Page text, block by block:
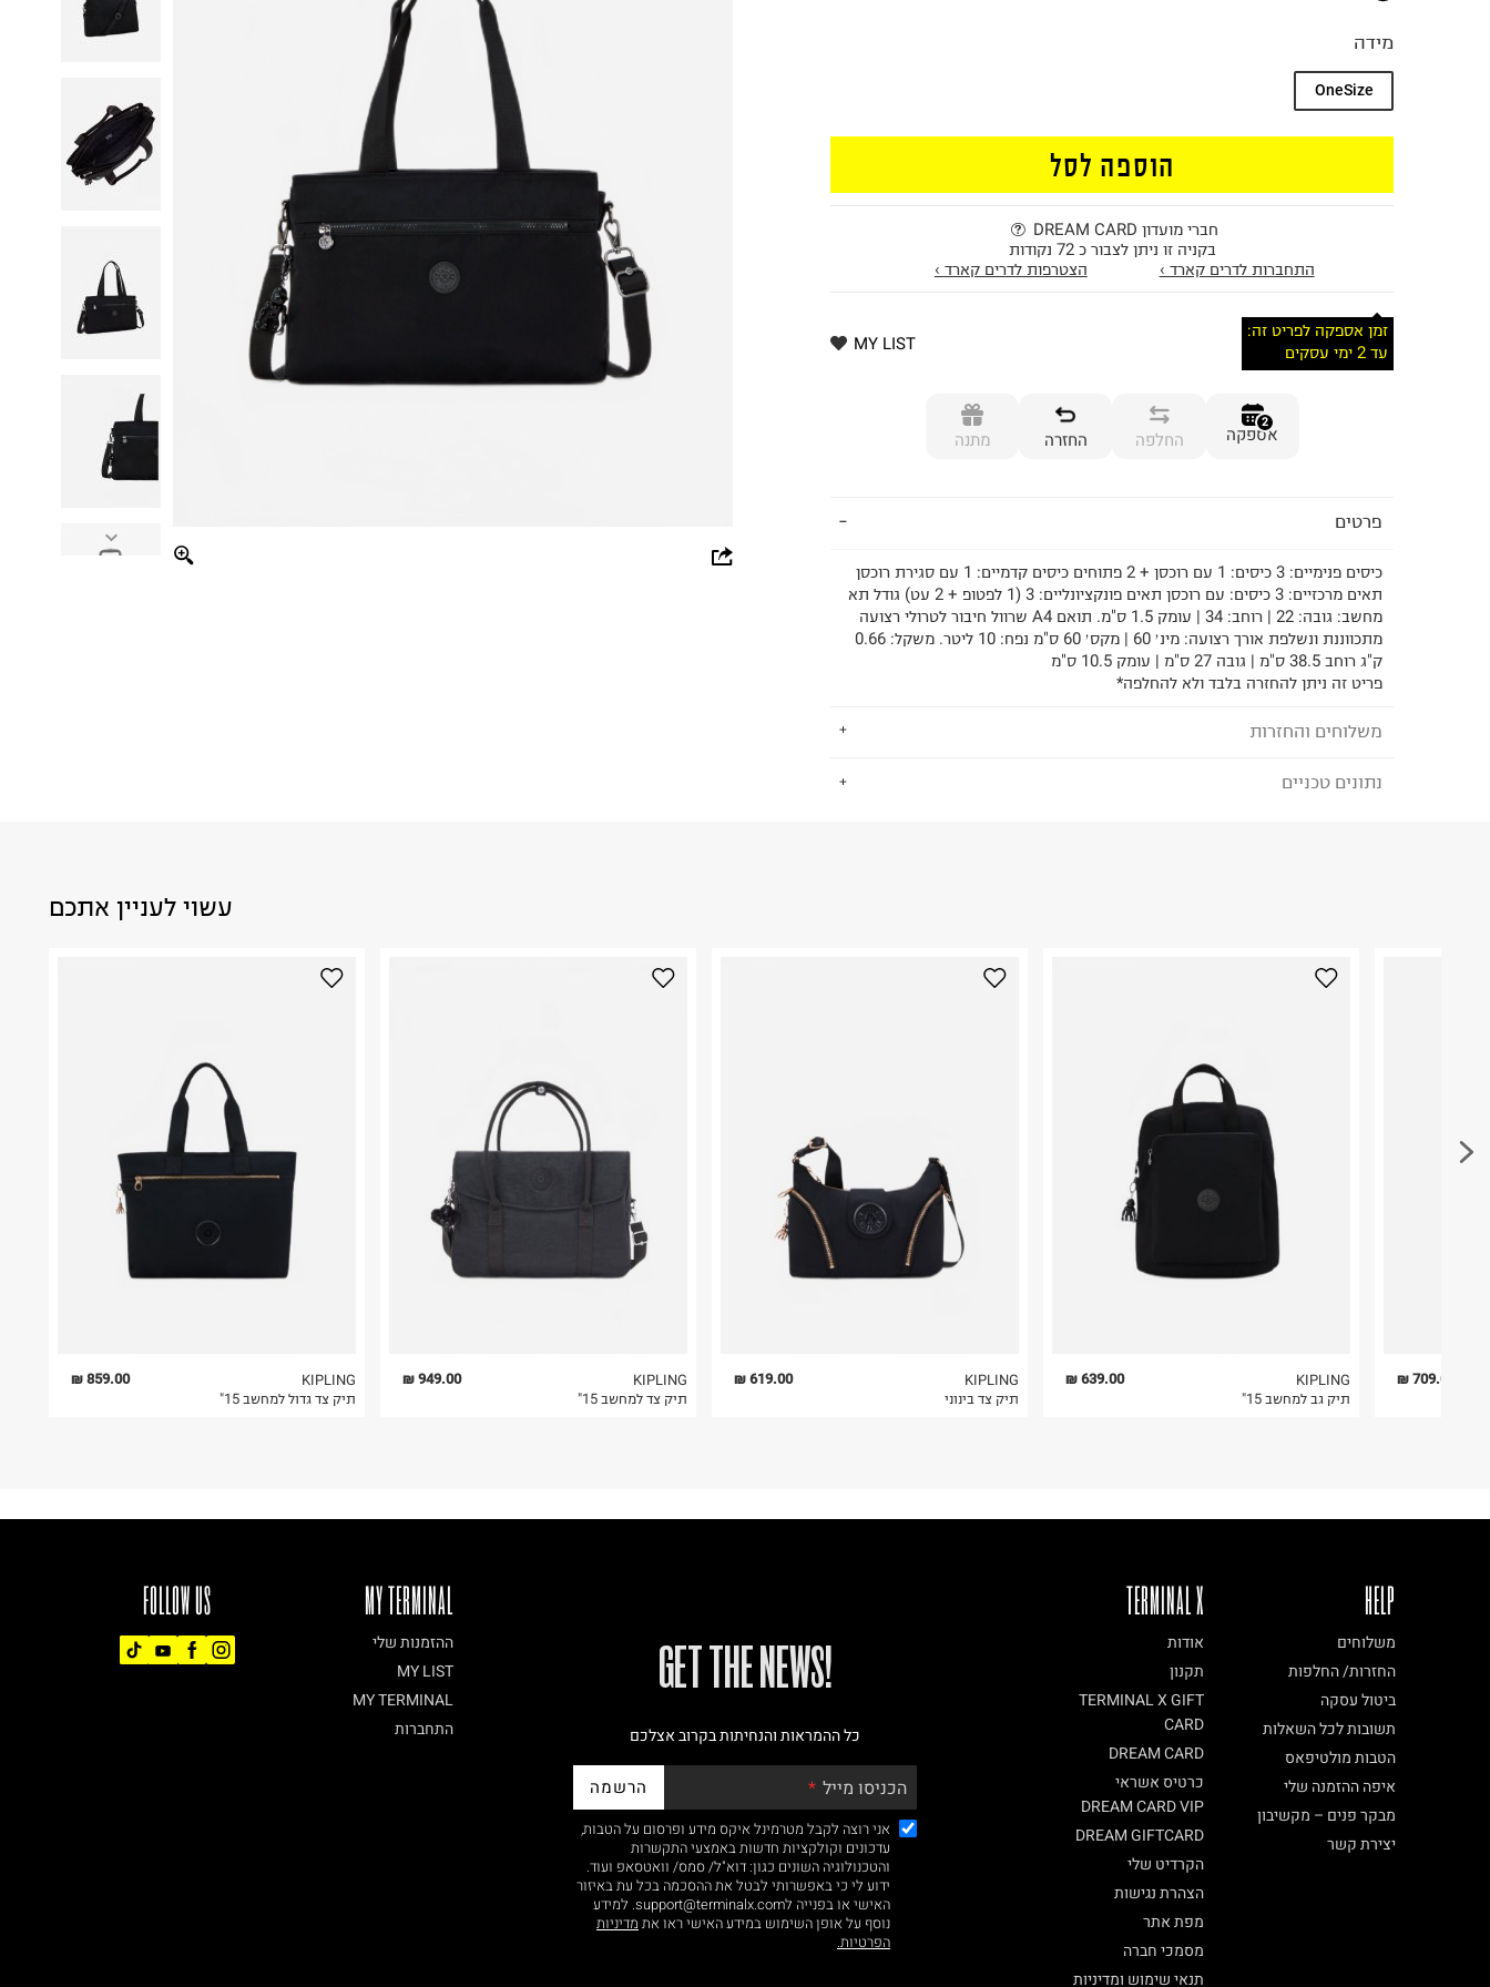
מידה
OneSize
הוספה לסל
חברי מועדון DREAM CARD
בקניה זו ניתן לצבור כ 72 נקודות
התחברות לדרים קארד ›
הצטרפות לדרים קארד ›
זמן אספקה לפריט זה:
עד 2 ימי עסקים
MY LIST
2
אספקה החלפה החזרה מתנה
פרטים
כיסים פנימיים: 3 כיסים: 1 עם רוכסן + 2 פתוחים כיסים קדמיים: 1 עם סגירת רוכסן
תאים מרכזיים: 3 כיסים: עם רוכסן תאים פונקציונליים: 3 (1 לפטופ + 2 עט) גודל תא
מחשב: גובה: 22 | רוחב: 34 | עומק 1.5 ס"מ. תואם A4 שרוול חיבור לטרולי רצועה
מתכווננת ונשלפת אורך רצועה: מינ׳ 60 | מקס׳ 60 ס"מ נפח: 10 ליטר. משקל: 0.66
ק"ג רוחב 38.5 ס"מ | גובה 27 ס"מ | עומק 10.5 ס"מ
פריט זה ניתן להחזרה בלבד ולא להחלפה*
משלוחים והחזרות
לבחירת בשיטת המשלוח המתאימה לכם,
לפני החזרת החבילה, חשוב להדביק את מדבקת הגוביינא על גבי החבילה
בהתאם לתנאי השימוש.
3. מוצרי טיפוח ניתן להחזיר סגורים באריזתם המקורית בלבד. לא ניתן
נתונים טכניים
היבואן
עשוי לעניין אתכם
859.00 ₪
KIPLING
תיק צד גדול למחשב 15"
949.00 ₪
KIPLING
תיק צד למחשב 15"
619.00 ₪
KIPLING
תיק צד בינוני
639.00 ₪
KIPLING
תיק גב למחשב 15"
709.00 ₪
FOLLOW US MY TERMINAL
ההזמנות שלי
MY LIST
MY TERMINAL
התחברות
!GET THE NEWS
כל ההמראות והנחיתות בקרוב אצלכם
הכניסו מייל הרשמה
אני רוצה לקבל מטרמינל איקס מידע ופרסום על הטבות,
עדכונים וקולקציות חדשות באמצעי התקשרות
והטכנולוגיה השונים כגון: דוא"ל/ סמס/ וואטסאפ ועוד.
ידוע לי כי באפשרותי לבטל את ההסכמה בכל עת באיזור
האישי או בפנייה לsupport@terminalx.com. למידע
נוסף על אופן השימוש במידע האישי ראו את מדיניות
הפרטיות.
TERMINAL X
אודות
תקנון
TERMINAL X GIFT
CARD
DREAM CARD
כרטיס אשראי
DREAM CARD VIP
DREAM GIFTCARD
הקרדיט שלי
הצהרת נגישות
מפת אתר
מסמכי חברה
תנאי שימוש ומדיניות
HELP
משלוחים
החזרות/ החלפות
ביטול עסקה
תשובות לכל השאלות
הטבות מולטיפאס
איפה ההזמנה שלי
מבקר פנים – מקשיבון
יצירת קשר